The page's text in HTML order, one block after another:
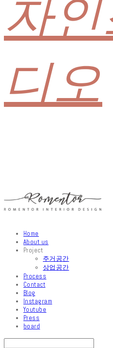
자
디오
Home
About us
Project
주거공간
상업공간
Process
Contact
Blog
Instagram
Youtube
Press
board